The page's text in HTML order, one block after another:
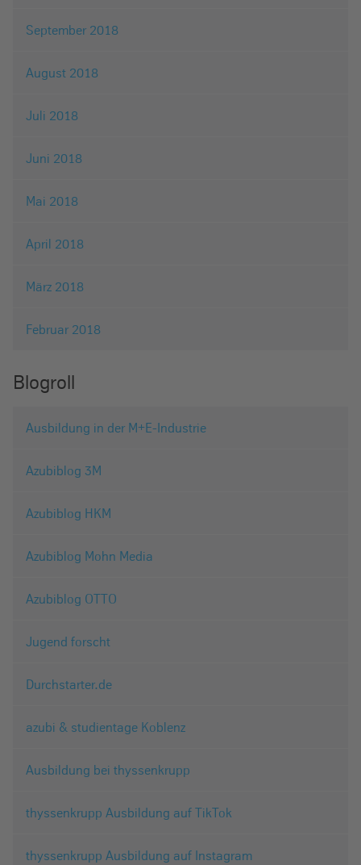
September 2018
August 2018
Juli 2018
Juni 2018
Mai 2018
April 2018
März 2018
Februar 2018
Blogroll
Ausbildung in der M+E-Industrie
Azubiblog 3M
Azubiblog HKM
Azubiblog Mohn Media
Azubiblog OTTO
Jugend forscht
Durchstarter.de
azubi & studientage Koblenz
Ausbildung bei thyssenkrupp
thyssenkrupp Ausbildung auf TikTok
thyssenkrupp Ausbildung auf Instagram